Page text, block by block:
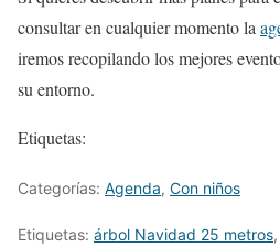
consultar en cualquier momento la
iremos recopilando los mejores
su entorno.
Etiquetas:
Categorías: Agenda, Con niños
Etiquetas: árbol Navidad 25 metros,